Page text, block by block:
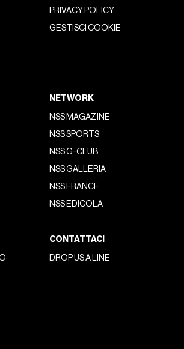
PRIVACY POLICY
GESTISCI COOKIE
NETWORK
NSS MAGAZINE
NSS SPORTS
NSS G-CLUB
NSS GALLERIA
NSS FRANCE
NSS EDICOLA
CONTATTACI
DROP US A LINE